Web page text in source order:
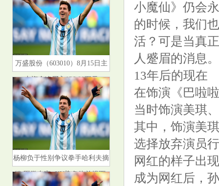
万盛股份（603010）8月15日主
力资金净买入136.00万元
杨柳负于性别争议拳手哈利夫摘
银 医学专家: XY染色体前提下,
选手的身体素质更接近男性
小魔仙》仍会
的时候，我们
活？可是当真
人蹙眉的消息。
13年后的现在
在饰演《巴啦
当时饰演美琪
其中，饰演美
选择放弃演员
网红的样子出
成为网红后，